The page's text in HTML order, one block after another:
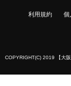
利用規約 個
COPYRIGHT(C) 2019 【大